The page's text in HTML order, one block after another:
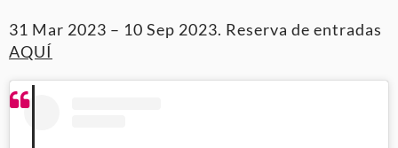
31 Mar 2023 – 10 Sep 2023. Reserva de entradas
AQUÍ